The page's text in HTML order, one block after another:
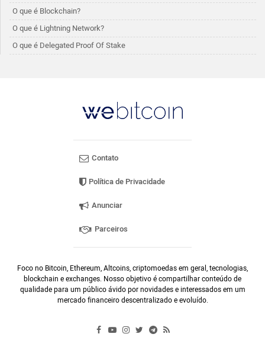
O que é Blockchain?
O que é Lightning Network?
O que é Delegated Proof Of Stake
Contato
Política de Privacidade
Anunciar
Parceiros
Foco no Bitcoin, Ethereum, Altcoins, criptomoedas em geral, tecnologias,
blockchain e exchanges. Nosso objetivo é compartilhar conteúdo de
qualidade para um público ávido por novidades e interessados em um
mercado financeiro descentralizado e evoluído.